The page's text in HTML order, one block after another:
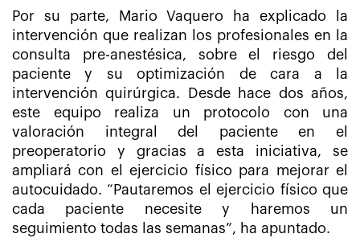
Por su parte, Mario Vaquero ha explicado la
intervención que realizan los profesionales en la
consulta pre-anestésica, sobre el riesgo del
paciente y su optimización de cara a la
intervención quirúrgica. Desde hace dos años,
este equipo realiza un protocolo con una
valoración integral del paciente en el
preoperatorio y gracias a esta iniciativa, se
ampliará con el ejercicio físico para mejorar el
autocuidado. “Pautaremos el ejercicio físico que
cada paciente necesite y haremos un
seguimiento todas las semanas”, ha apuntado.